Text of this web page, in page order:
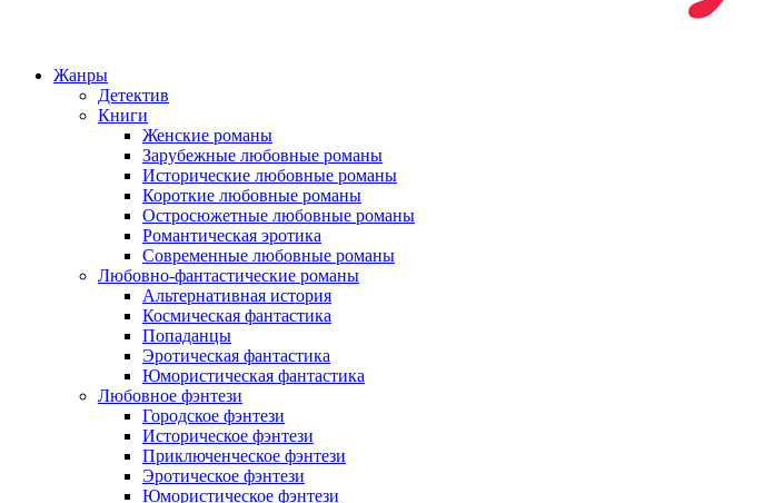
Жанры
Детектив
Книги
Женские романы
Зарубежные любовные романы
Исторические любовные романы
Короткие любовные романы
Остросюжетные любовные романы
Романтическая эротика
Современные любовные романы
Любовно-фантастические романы
Альтернативная история
Космическая фантастика
Попаданцы
Эротическая фантастика
Юмористическая фантастика
Любовное фэнтези
Городское фэнтези
Историческое фэнтези
Приключенческое фэнтези
Эротическое фэнтези
Юмористическое фэнтези